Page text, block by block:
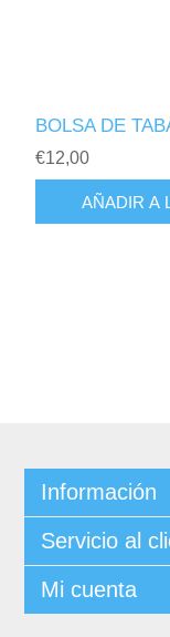
BOLSA DE
€12,00
Información
Servicio al
Mi cuenta